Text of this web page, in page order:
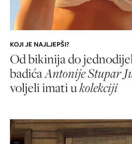
KOJI JE NAJLJEPŠI?
Od bikinija do
badićaAntonije Stupar
voljeli imati ukolekciji